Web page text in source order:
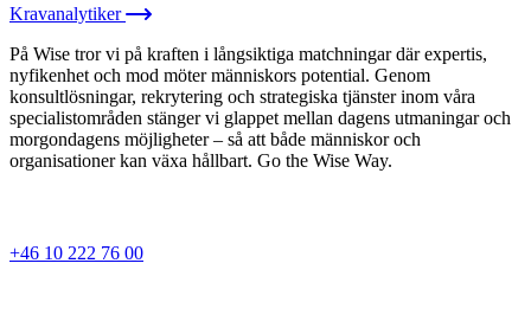
Kravanalytiker
På Wise tror vi på kraften i långsiktiga matchningar där expertis,
nyfikenhet och mod möter människors potential. Genom
konsultlösningar, rekrytering och strategiska tjänster inom våra
specialistområden stänger vi glappet mellan dagens utmaningar och
morgondagens möjligheter – så att både människor och
organisationer kan växa hållbart. Go the Wise Way.
+46 10 222 76 00